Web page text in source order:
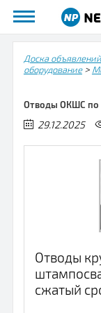
Доска объявлений
оборудование>
Отводы ОКШС по
29.12.2025
Отводы
сжатый